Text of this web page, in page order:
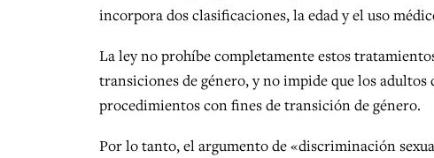
incorpora dos clasificaciones, la edad y el uso
La ley no prohíbe completamente estos
transiciones de género, y no impide que los
procedimientos con fines de transición de género.
Por lo tanto, el argumento de «discriminación